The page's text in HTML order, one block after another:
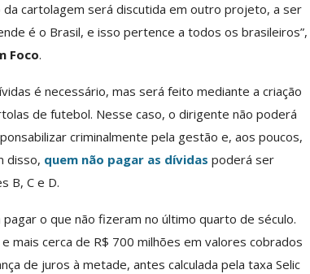
cartolagem será discutida em outro projeto, a ser
é o Brasil, e isso pertence a todos os brasileiros”,
Foco.
é necessário, mas será feito mediante a criação
de futebol. Nesse caso, o dirigente não poderá
criminalmente pela gestão e, aos poucos,
disso, quem não pagar as dívidas poderá ser
B, C e D.
o que não fizeram no último quarto de século.
mais cerca de R$ 700 milhões em valores cobrados
de juros à metade, antes calculada pela taxa Selic
Unificação Das Carreiras Do…
Comunicacao 5 ago, 2026